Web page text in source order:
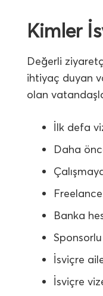
Kimler
Değerli
ihtiyaç duyan
olan
İlk defa
Daha
Banka
İsviçre
İsviçre